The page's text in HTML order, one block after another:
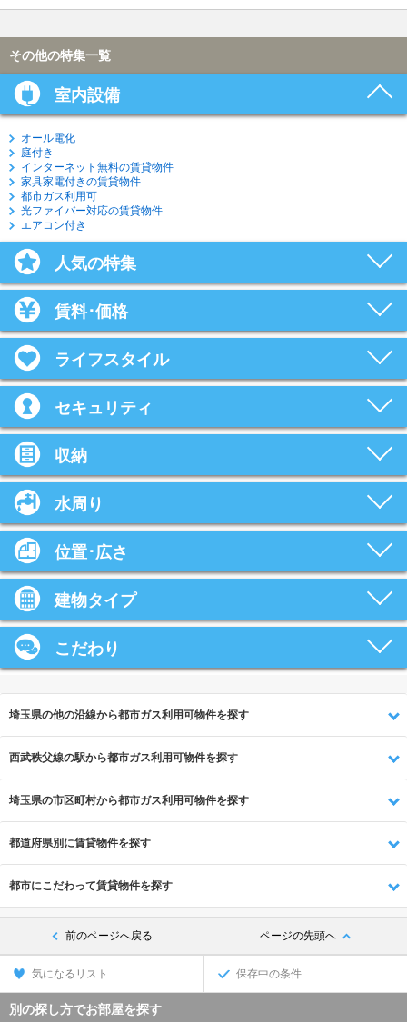
その他の特集一覧
室内設備
オール電化
庭付き
インターネット無料の賃貸物件
家具家電付きの賃貸物件
都市ガス利用可
光ファイバー対応の賃貸物件
エアコン付き
人気の特集
賃料･価格
ライフスタイル
セキュリティ
収納
水周り
位置･広さ
建物タイプ
こだわり
埼玉県の他の沿線から都市ガス利用可物件を探す
西武秩父線の駅から都市ガス利用可物件を探す
埼玉県の市区町村から都市ガス利用可物件を探す
都道府県別に賃貸物件を探す
都市にこだわって賃貸物件を探す
前のページへ戻る ページの先頭へ
気になるリスト 保存中の条件
別の探し方でお部屋を探す